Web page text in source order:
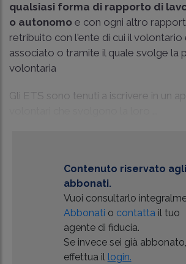
qualsiasi forma di rapporto di
o autonomo e con ogni altro
retribuito con l'ente di cui il volontario
associato o tramite il quale svolge la
volontaria
Gli ETS sono tenuti a iscrivere in un
Contenuto riservato agli
abbonati.
Vuoi consultarlo
Abbonati o contattail tuo
agente di fiducia.
Se invece sei già abbonato,
effettua il login.